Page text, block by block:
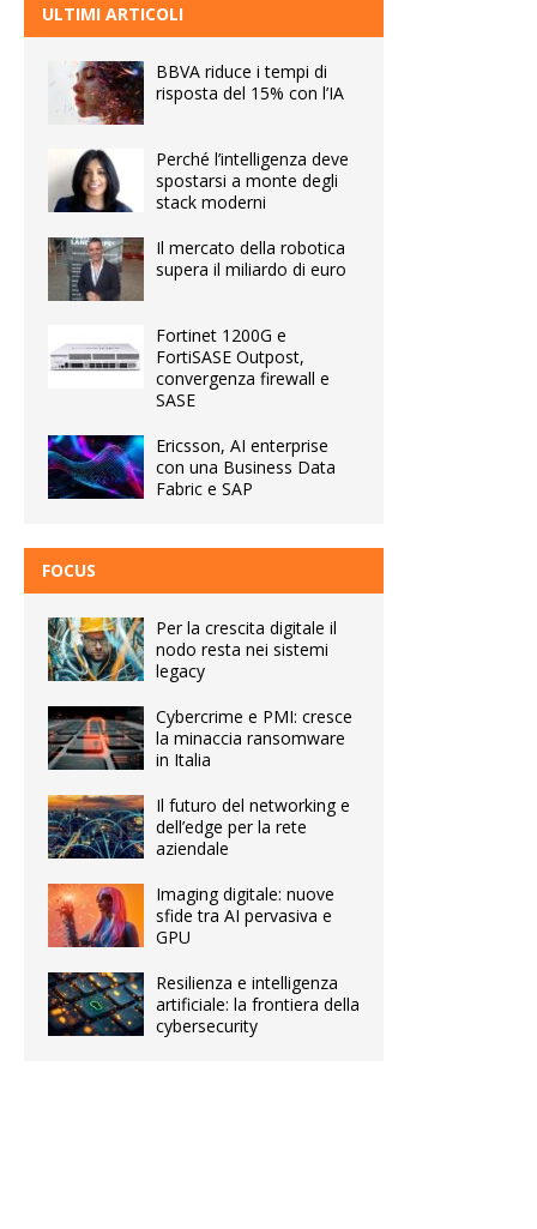
ULTIMI ARTICOLI
BBVA riduce i tempi di
risposta del 15% con l’IA
Perché l’intelligenza deve
spostarsi a monte degli
stack moderni
Il mercato della robotica
supera il miliardo di euro
Fortinet 1200G e
FortiSASE Outpost,
convergenza firewall e
SASE
Ericsson, AI enterprise
con una Business Data
Fabric e SAP
FOCUS
Per la crescita digitale il
nodo resta nei sistemi
legacy
Cybercrime e PMI: cresce
la minaccia ransomware
in Italia
Il futuro del networking e
dell’edge per la rete
aziendale
Imaging digitale: nuove
sfide tra AI pervasiva e
GPU
Resilienza e intelligenza
artificiale: la frontiera della
cybersecurity